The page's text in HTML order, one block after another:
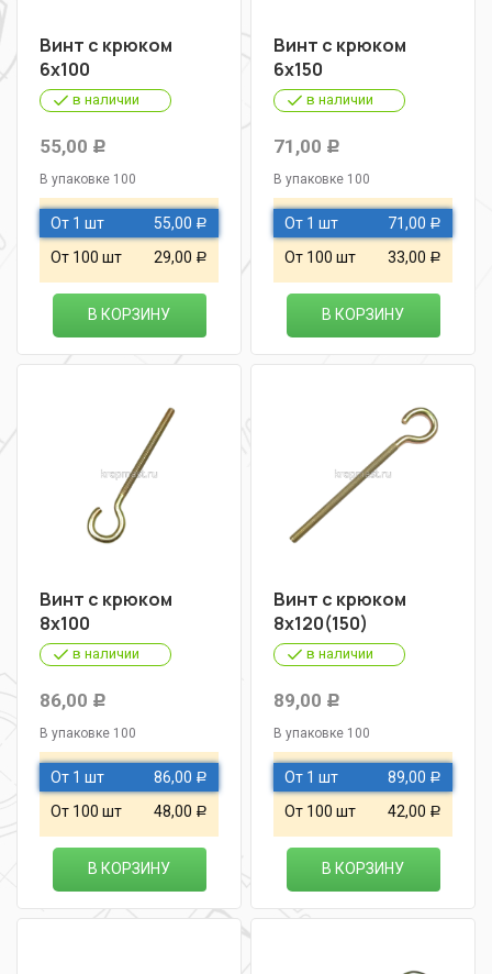
Винт с крюком
6х100
в наличии
55,00 Р
В упаковке 100
От 1 шт 55,00 Р
От 100 шт 29,00 Р
В КОРЗИНУ
Винт с крюком
6х150
в наличии
71,00 Р
В упаковке 100
От 1 шт 71,00 Р
От 100 шт 33,00 Р
В КОРЗИНУ
Винт с крюком
8х100
в наличии
86,00 Р
В упаковке 100
От 1 шт 86,00 Р
От 100 шт 48,00 Р
В КОРЗИНУ
Винт с крюком
8х120(150)
в наличии
89,00 Р
В упаковке 100
От 1 шт 89,00 Р
От 100 шт 42,00 Р
В КОРЗИНУ